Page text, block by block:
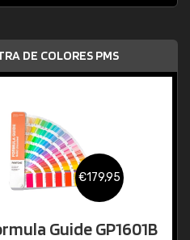
DE COLORES PMS
€179,95
Guide GP1601B